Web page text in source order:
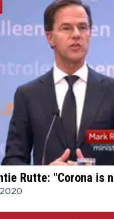
Rutte: "Corona is